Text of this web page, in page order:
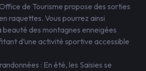
de Tourisme propose des sorties
raquettes. Vous pourrez ainsi
beauté des montagnes enneigées
d’une activité sportive accessible
: En été, les Saisies se